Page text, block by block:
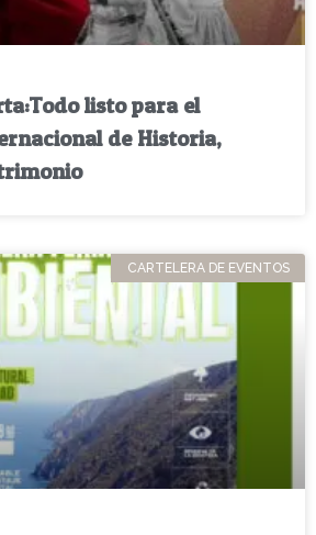
listo para el
de Historia,
CARTELERA DE EVENTOS